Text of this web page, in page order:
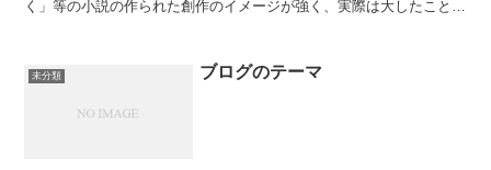
く」等の小説の作られた創作のイメージが強く、実際は大したことの
未分類 ブログのテーマ